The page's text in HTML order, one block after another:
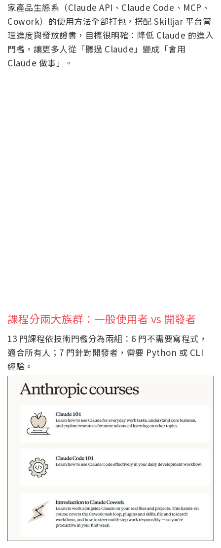
家產品生態系（Claude API、Claude Code、MCP、
Cowork）的使用方法全部打包，搭配 Skilljar 平台管
理進度與發放證書，目標很明確：降低 Claude 的進入
門檻，讓更多人從「聽過 Claude」變成「會用
Claude 做事」。
課程分兩大族群：一般使用者 vs 開發者
13 門課程依技術門檻分為兩組：6 門不需要寫程式，
適合所有人；7 門針對開發者，需要 Python 或 CLI
經驗。